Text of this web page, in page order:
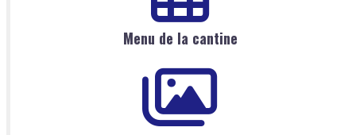
Menu de la cantine